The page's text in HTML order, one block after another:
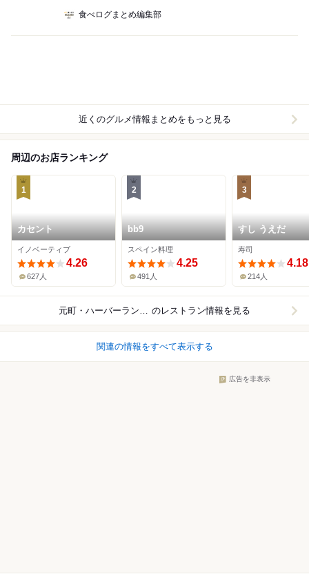
食べログまとめ編集部
近くのグルメ情報まとめをもっと見る
周辺のお店ランキング
1
カセント
イノベーティブ
4.26
627人
2
bb9
スペイン料理
4.25
491人
3
すし うえだ
寿司
4.18
214人
元町・ハーバーランド周辺 のレストラン情報を見る
関連の情報をすべて表示する
広告を非表示